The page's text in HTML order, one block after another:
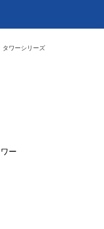
タワーシリーズ
ー